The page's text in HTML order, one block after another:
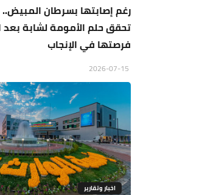
رغم إصابتها بسرطان المبيض..
تحقق حلم الأمومة لشابة بعد
فرصتها في الإنجاب
اخبار وتقارير